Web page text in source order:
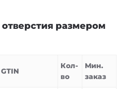
размером
GTIN
Кол-
во
Мин.
заказ